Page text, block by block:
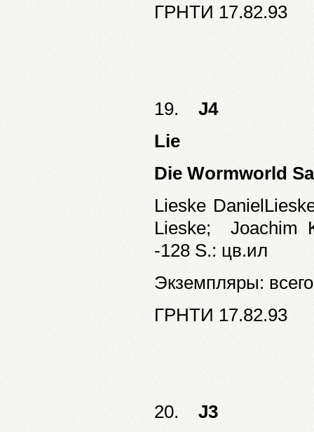
ГРНТИ 17.82.93
19. J4
Lie
Die Wormworld
Lieske
Lieske; Joachim
-128 S.: цв.ил
Экземпляры:
ГРНТИ 17.82.93
20. J3